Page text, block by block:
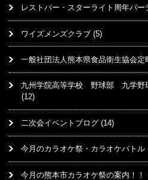
レストバー・スターライト周年パー
ワイズメンズクラブ (5)
一般社団法人熊本県食品衛生協会定
九州学院高等学校 野球部 九学野
(12)
二次会イベントブログ (14)
今月のカラオケ祭・カラオケバトル
今月の熊本市カラオケ祭の案内！！